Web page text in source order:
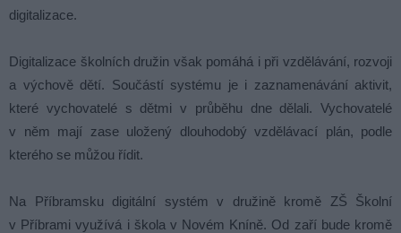
digitalizace.
Digitalizace školních družin však pomáhá i při vzdělávání, rozvoji
a výchově dětí. Součástí systému je i zaznamenávání aktivit,
které vychovatelé s dětmi v průběhu dne dělali. Vychovatelé
v něm mají zase uložený dlouhodobý vzdělávací plán, podle
kterého se můžou řídit.
Na Příbramsku digitální systém v družině kromě ZŠ Školní
v Příbrami využívá i škola v Novém Kníně. Od zaří bude kromě